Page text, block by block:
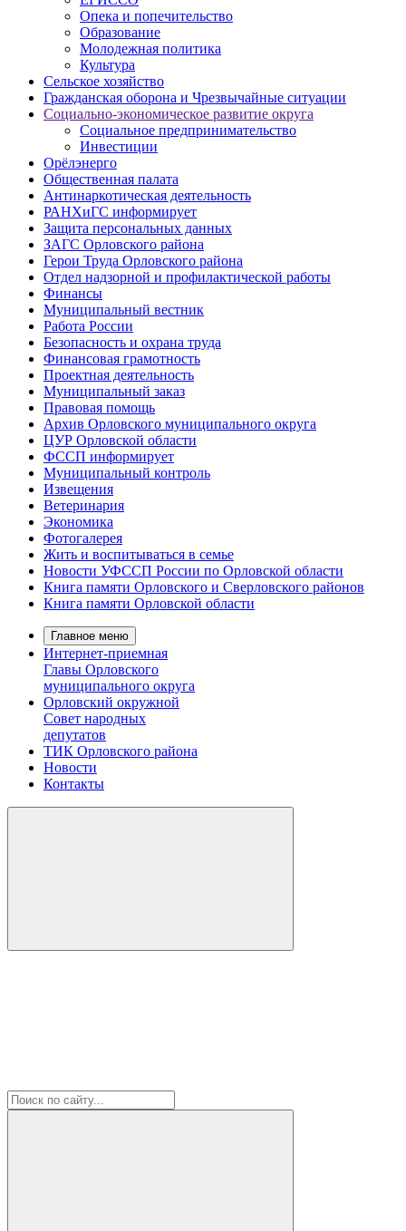
Опека и попечительство
Образование
Молодежная политика
Культура
Сельское хозяйство
Гражданская оборона и Чрезвычайные ситуации
Социально-экономическое развитие округа
Социальное предпринимательство
Инвестиции
Орёлэнерго
Общественная палата
Антинаркотическая деятельность
РАНХиГС информирует
Защита персональных данных
ЗАГС Орловского района
Герои Труда Орловского района
Отдел надзорной и профилактической работы
Финансы
Муниципальный вестник
Работа России
Безопасность и охрана труда
Финансовая грамотность
Проектная деятельность
Муниципальный заказ
Правовая помощь
Архив Орловского муниципального округа
ЦУР Орловской области
ФССП информирует
Муниципальный контроль
Извещения
Ветеринария
Экономика
Фотогалерея
Жить и воспитываться в семье
Новости УФССП России по Орловской области
Книга памяти Орловского и Сверловского районов
Книга памяти Орловской области
Главное меню
Интернет-приемная
Главы Орловского
муниципального округа
Орловский окружной
Совет народных
депутатов
ТИК Орловского района
Новости
Контакты